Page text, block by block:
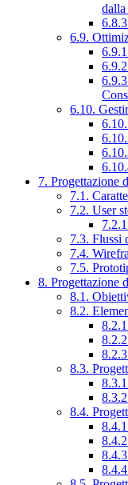
6.9.
6.10.
7. Progettazione
7.1.
7.2. User
7.3. Flussi
7.4.
7.5.
8. Progettazione
8.1.
8.2.
8.3.
8.4.